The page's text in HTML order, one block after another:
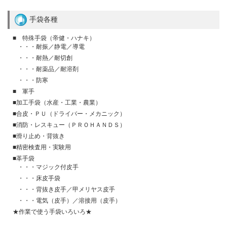
手袋各種
■ 特殊手袋（帝健・ハナキ）
・・・耐振／静電／導電
・・・耐熱／耐切創
・・・耐薬品／耐溶剤
・・・防寒
■ 軍手
■加工手袋（水産・工業・農業）
■合皮・ＰＵ（ドライバー・メカニック）
■消防・レスキュー（ＰＲＯＨＡＮＤＳ）
■滑り止め・背抜き
■精密検査用・実験用
■革手袋
・・・マジック付皮手
・・・床皮手袋
・・・背抜き皮手／甲メリヤス皮手
・・・電気（皮手）／溶接用（皮手）
★作業で使う手袋いろいろ★